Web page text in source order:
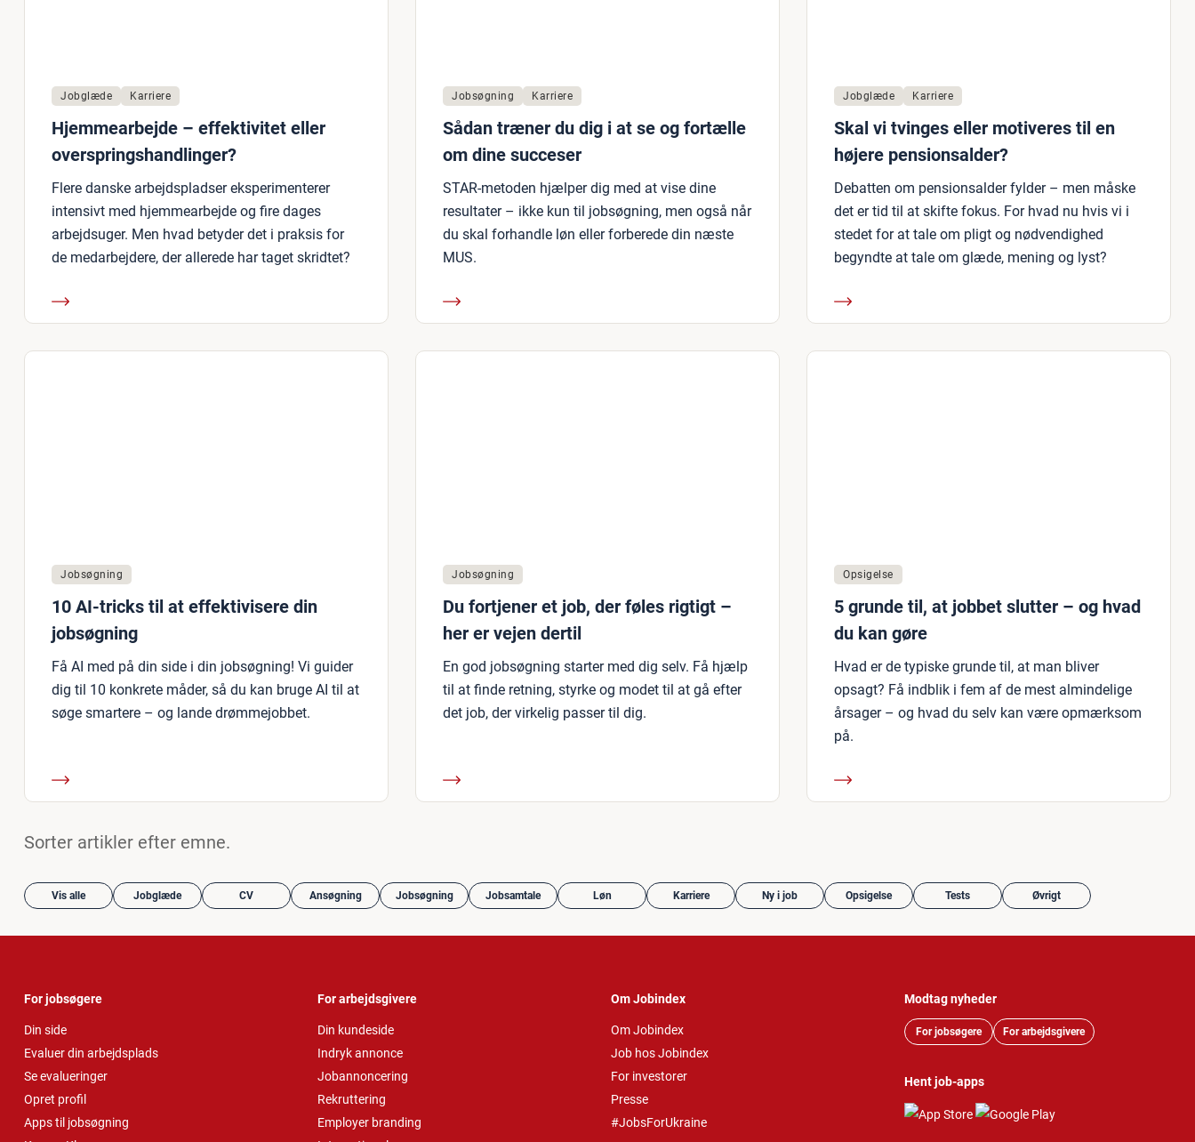
Jobglæde Karriere
Hjemmearbejde – effektivitet eller
overspringshandlinger?
Flere danske arbejdspladser eksperimenterer
intensivt med hjemmearbejde og fire dages
arbejdsuger. Men hvad betyder det i praksis for
de medarbejdere, der allerede har taget skridtet?
Jobsøgning Karriere
Sådan træner du dig i at se og fortælle
om dine succeser
STAR-metoden hjælper dig med at vise dine
resultater – ikke kun til jobsøgning, men også når
du skal forhandle løn eller forberede din næste
MUS.
Jobglæde Karriere
Skal vi tvinges eller motiveres til en
højere pensionsalder?
Debatten om pensionsalder fylder – men måske
det er tid til at skifte fokus. For hvad nu hvis vi i
stedet for at tale om pligt og nødvendighed
begyndte at tale om glæde, mening og lyst?
Jobsøgning
10 AI-tricks til at effektivisere din
jobsøgning
Få AI med på din side i din jobsøgning! Vi guider
dig til 10 konkrete måder, så du kan bruge AI til at
søge smartere – og lande drømmejobbet.
Jobsøgning
Du fortjener et job, der føles rigtigt –
her er vejen dertil
En god jobsøgning starter med dig selv. Få hjælp
til at finde retning, styrke og modet til at gå efter
det job, der virkelig passer til dig.
Opsigelse
5 grunde til, at jobbet slutter – og hvad
du kan gøre
Hvad er de typiske grunde til, at man bliver
opsagt? Få indblik i fem af de mest almindelige
årsager – og hvad du selv kan være opmærksom
på.
Sorter artikler efter emne.
Vis alle Jobglæde CV Ansøgning Jobsøgning Jobsamtale Løn Karriere Ny i job Opsigelse Tests Øvrigt
For jobsøgere
Din side
Evaluer din arbejdsplads
Se evalueringer
Opret profil
Apps til jobsøgning
For arbejdsgivere
Din kundeside
Indryk annonce
Jobannoncering
Rekruttering
Employer branding
Om Jobindex
Om Jobindex
Job hos Jobindex
For investorer
Presse
#JobsForUkraine
Modtag nyheder
For jobsøgere For arbejdsgivere
Hent job-apps